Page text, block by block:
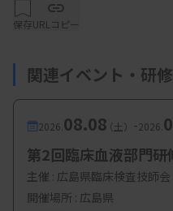
楳木美由紀技師（
医療技術部臨床検査部門
水谷早貴技師（宮崎
科）
高野真美技師（大分
部）
佐藤隆子技師（大分
支援部臨床検査科）
保存URLコピー
関連イベント・研
2026. 08.08（土） -2026.
第2回臨床血液部門研
主催 : 広島県臨床検査技師会
開催場所 : 広島県